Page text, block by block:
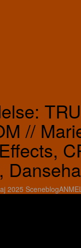
//
2025 Sceneblog